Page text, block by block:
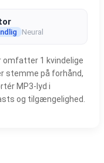
Neural
omfatter 1 kvindelige
stemme på forhånd,
MP3-lyd i
og tilgængelighed.